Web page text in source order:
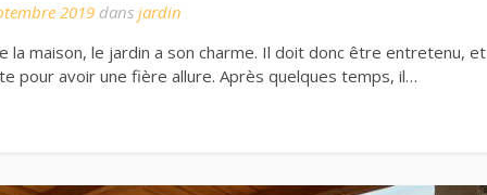
2019 dans jardin
la maison, le jardin a son charme. Il doit donc être entretenu, et
pour avoir une fière allure. Après quelques temps, il…